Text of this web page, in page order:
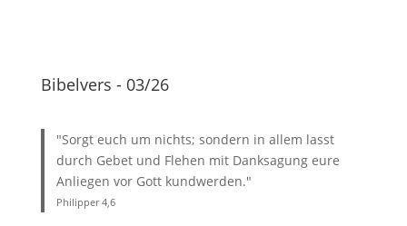
Bibelvers - 03/26
"Sorgt euch um nichts; sondern in allem lasst
durch Gebet und Flehen mit Danksagung eure
Anliegen vor Gott kundwerden."
Philipper 4,6